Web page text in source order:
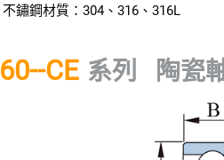
不鏽鋼材質：304、316、316L
60--CE 系列 陶瓷